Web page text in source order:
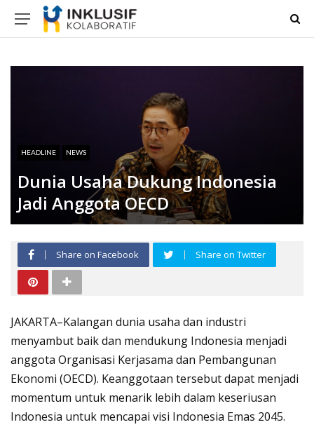
HEADLINE NEWS
Dunia Usaha Dukung Indonesia
Jadi Anggota OECD
Share on Facebook Share on Twitter
JAKARTA–Kalangan dunia usaha dan industri
menyambut baik dan mendukung Indonesia menjadi
anggota Organisasi Kerjasama dan Pembangunan
Ekonomi (OECD). Keanggotaan tersebut dapat menjadi
momentum untuk menarik lebih dalam keseriusan
Indonesia untuk mencapai visi Indonesia Emas 2045.